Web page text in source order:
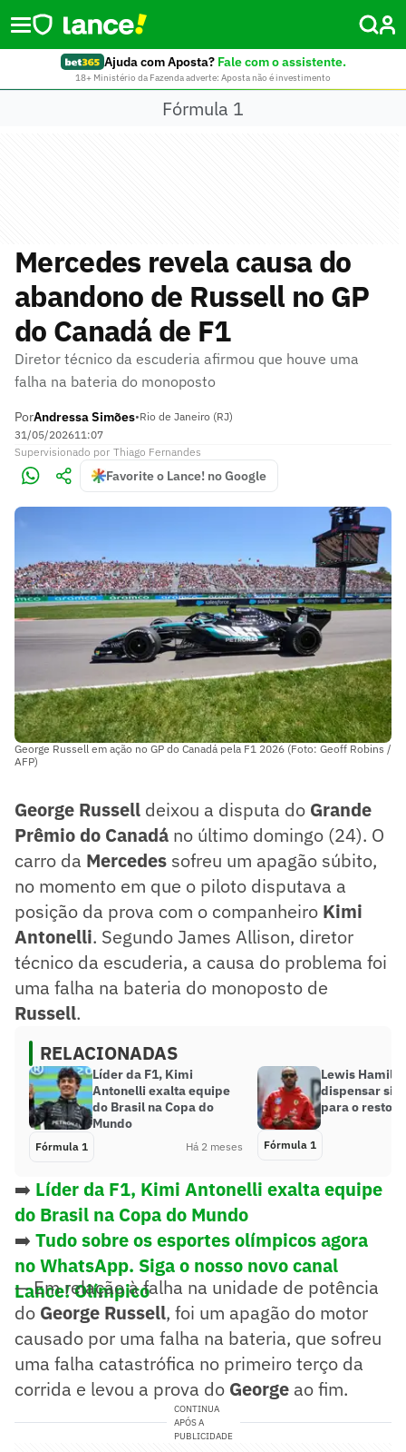
Ajuda com Aposta? Fale com o assistente.
18+ Ministério da Fazenda adverte: Aposta não é investimento
Fórmula 1
Mercedes revela causa do
abandono de Russell no GP
do Canadá de F1
Diretor técnico da escuderia afirmou que houve uma
falha na bateria do monoposto
PorAndressa Simões•Rio de Janeiro (RJ)
31/05/202611:07
Supervisionado por Thiago Fernandes
Favorite o Lance! no Google
George Russell em ação no GP do Canadá pela F1 2026 (Foto: Geoff Robins /
AFP)
George Russell deixou a disputa do Grande
Prêmio do Canadá no último domingo (24). O
carro da Mercedes sofreu um apagão súbito,
no momento em que o piloto disputava a
posição da prova com o companheiro Kimi
Antonelli. Segundo James Allison, diretor
técnico da escuderia, a causa do problema foi
uma falha na bateria do monoposto de
Russell.
RELACIONADAS
Líder da F1, Kimi
Antonelli exalta equipe
do Brasil na Copa do
Mundo
Fórmula 1 Há 2 meses
Lewis
dispensar
para o resto
Fórmula 1
➡️ Líder da F1, Kimi Antonelli exalta equipe
do Brasil na Copa do Mundo
➡️ Tudo sobre os esportes olímpicos agora
no WhatsApp. Siga o nosso novo canal
Lance! Olímpico
— Em relação à falha na unidade de potência
do George Russell, foi um apagão do motor
causado por uma falha na bateria, que sofreu
uma falha catastrófica no primeiro terço da
corrida e levou a prova do George ao fim.
CONTINUA
APÓS A
PUBLICIDADE